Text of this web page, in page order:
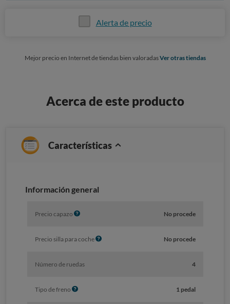
Alerta de precio
Mejor precio en Internet de tiendas bien valoradasVer otras tiendas
Acerca de este producto
Características
Información general
Precio capazo I
o
No procede
Precio silla para cocheI
No procede
Número de ruedas 4
Tipo de freno I
1 pedal